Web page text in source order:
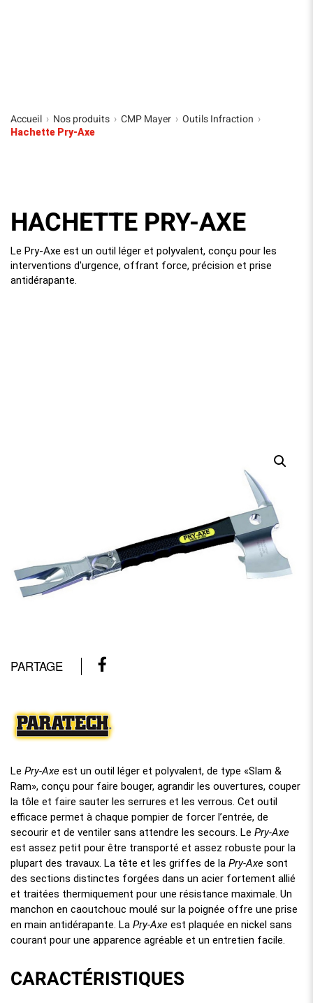
Accueil › Nos produits › CMP Mayer › Outils Infraction ›
Hachette Pry-Axe
HACHETTE PRY-AXE
Le Pry-Axe est un outil léger et polyvalent, conçu pour les
interventions d'urgence, offrant force, précision et prise
antidérapante.
PARTAGE
Le Pry-Axe est un outil léger et polyvalent, de type «Slam &
Ram», conçu pour faire bouger, agrandir les ouvertures, couper
la tôle et faire sauter les serrures et les verrous. Cet outil
efficace permet à chaque pompier de forcer l’entrée, de
secourir et de ventiler sans attendre les secours. Le Pry-Axe
est assez petit pour être transporté et assez robuste pour la
plupart des travaux. La tête et les griffes de la Pry-Axe sont
des sections distinctes forgées dans un acier fortement allié
et traitées thermiquement pour une résistance maximale. Un
manchon en caoutchouc moulé sur la poignée offre une prise
en main antidérapante. La Pry-Axe est plaquée en nickel sans
courant pour une apparence agréable et un entretien facile.
CARACTÉRISTIQUES